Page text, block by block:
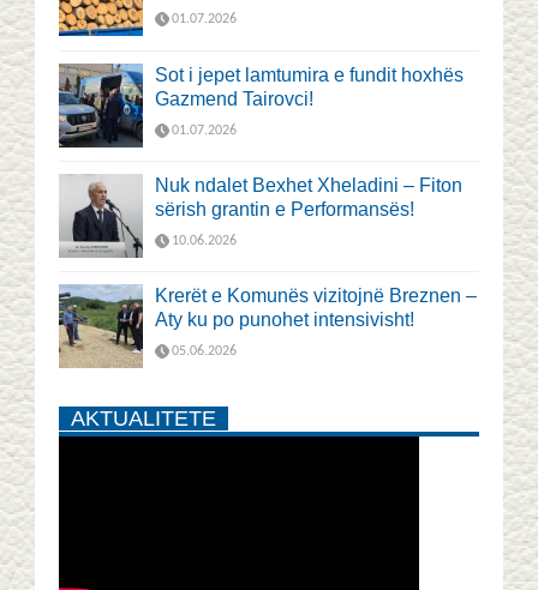
01.07.2026
Sot i jepet lamtumira e fundit hoxhës
Gazmend Tairovci!
01.07.2026
Nuk ndalet Bexhet Xheladini – Fiton
sërish grantin e Performansës!
10.06.2026
Krerët e Komunës vizitojnë Breznen –
Aty ku po punohet intensivisht!
05.06.2026
AKTUALITETE